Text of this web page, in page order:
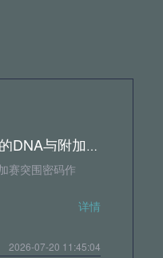
2026世欧预第五档暗流解析：冷门制造者的DNA与附加赛突围密码
赛突围密码作
详情
2026-07-20 11:45:04